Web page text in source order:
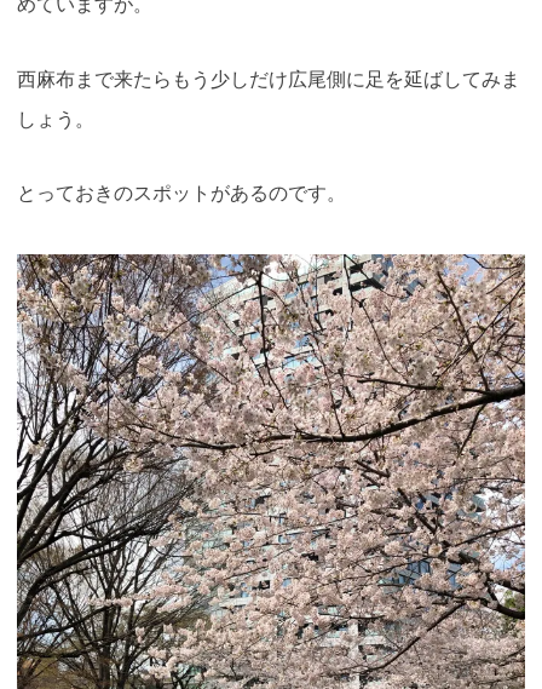
西麻布まで来たらもう少しだけ広尾側に足を延ばしてみま
しょう。
とっておきのスポットがあるのです。